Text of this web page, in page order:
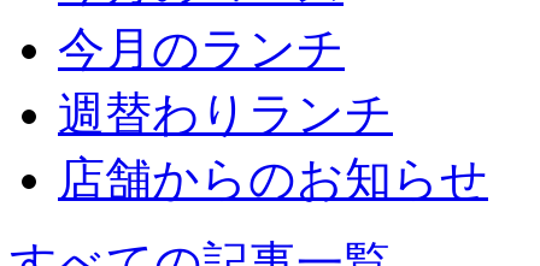
今月のランチ
週替わりランチ
店舗からのお知らせ